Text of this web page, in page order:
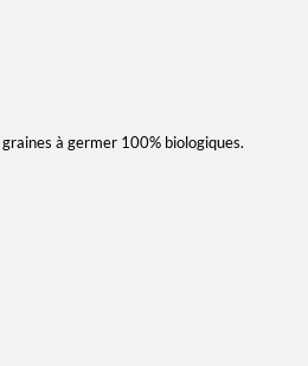
à germer 100% biologiques.